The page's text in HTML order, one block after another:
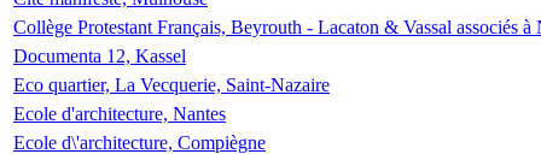
Collège Protestant Français, Beyrouth - Lacaton & Vassal associés
Documenta 12, Kassel
Eco quartier, La Vecquerie, Saint-Nazaire
Ecole d'architecture, Nantes
Ecole d\'architecture, Compiègne